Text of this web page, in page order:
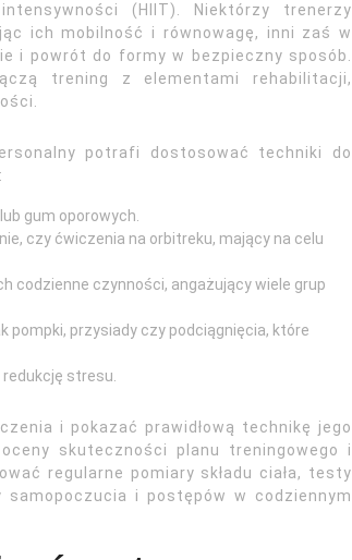
(HIIT). Niektórzy trenerzy
ich mobilność i równowagę, inni zaś w
i powrót do formy w bezpieczny sposób.
trening z elementami rehabilitacji,
potrafi dostosować techniki do
gum oporowych.
czy ćwiczenia na orbitreku, mający na celu
codzienne czynności, angażujący wiele grup
pompki, przysiady czy podciągnięcia, które
stresu.
i pokazać prawidłową technikę jego
skuteczności planu treningowego i
regularne pomiary składu ciała, testy
i postępów w codziennym